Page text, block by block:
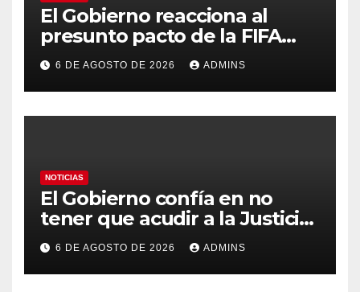
El Gobierno reacciona al
presunto pacto de la FIFA
con Marruecos para acoger la
final del Mundial 2030:
«Tiene que ser en España»
6 DE AGOSTO DE 2026 ADMINS
NOTICIAS
El Gobierno confía en no
tener que acudir a la Justicia
por el reparto de menores
mientras el PP pide la
apertura del Congreso por la
6 DE AGOSTO DE 2026 ADMINS